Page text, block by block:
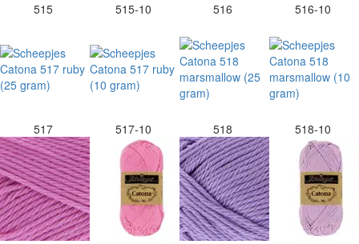
515 515-10 516 516-10
517 517-10 518 518-10